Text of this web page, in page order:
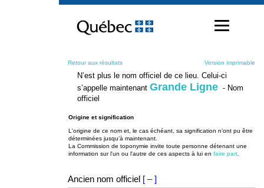
contenu
Retour aux résultats Version imprimable
N’est plus le nom officiel de ce lieu. Celui-ci
s’appelle maintenant Grande Ligne - Nom
officiel
Origine et signification
L'origine de ce nom et, le cas échéant, sa signification n’ont pu être
déterminées jusqu’à maintenant.
La Commission de toponymie invite toute personne détenant une
information sur l'un ou l'autre de ces aspects à lui en faire part
Ancien nom officiel [ – ]